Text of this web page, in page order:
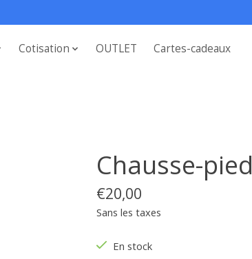
Cotisation OUTLET Cartes-cadeaux
Chausse-
€20,00
Sans les taxes
En stock